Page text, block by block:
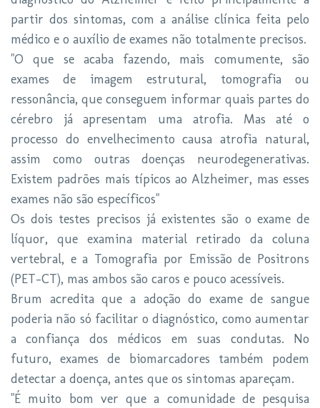
partir dos sintomas, com a análise clínica feita pelo
médico e o auxílio de exames não totalmente precisos.
"O que se acaba fazendo, mais comumente, são
exames de imagem estrutural, tomografia ou
ressonância, que conseguem informar quais partes do
cérebro já apresentam uma atrofia. Mas até o
processo do envelhecimento causa atrofia natural,
assim como outras doenças neurodegenerativas.
Existem padrões mais típicos ao Alzheimer, mas esses
exames não são específicos"
Os dois testes precisos já existentes são o exame de
líquor, que examina material retirado da coluna
vertebral, e a Tomografia por Emissão de Positrons
(PET-CT), mas ambos são caros e pouco acessíveis.
Brum acredita que a adoção do exame de sangue
poderia não só facilitar o diagnóstico, como aumentar
a confiança dos médicos em suas condutas. No
futuro, exames de biomarcadores também podem
detectar a doença, antes que os sintomas apareçam.
"É muito bom ver que a comunidade de pesquisa